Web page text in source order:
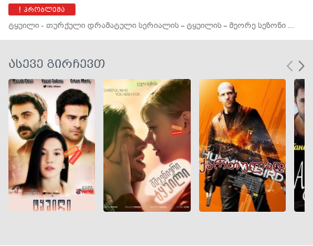
პრობლემა
ტყუილი - თურქული დრამატული სერიალის – ტყუილის – მეორე სეზონი ...
ასევე გირჩევთ